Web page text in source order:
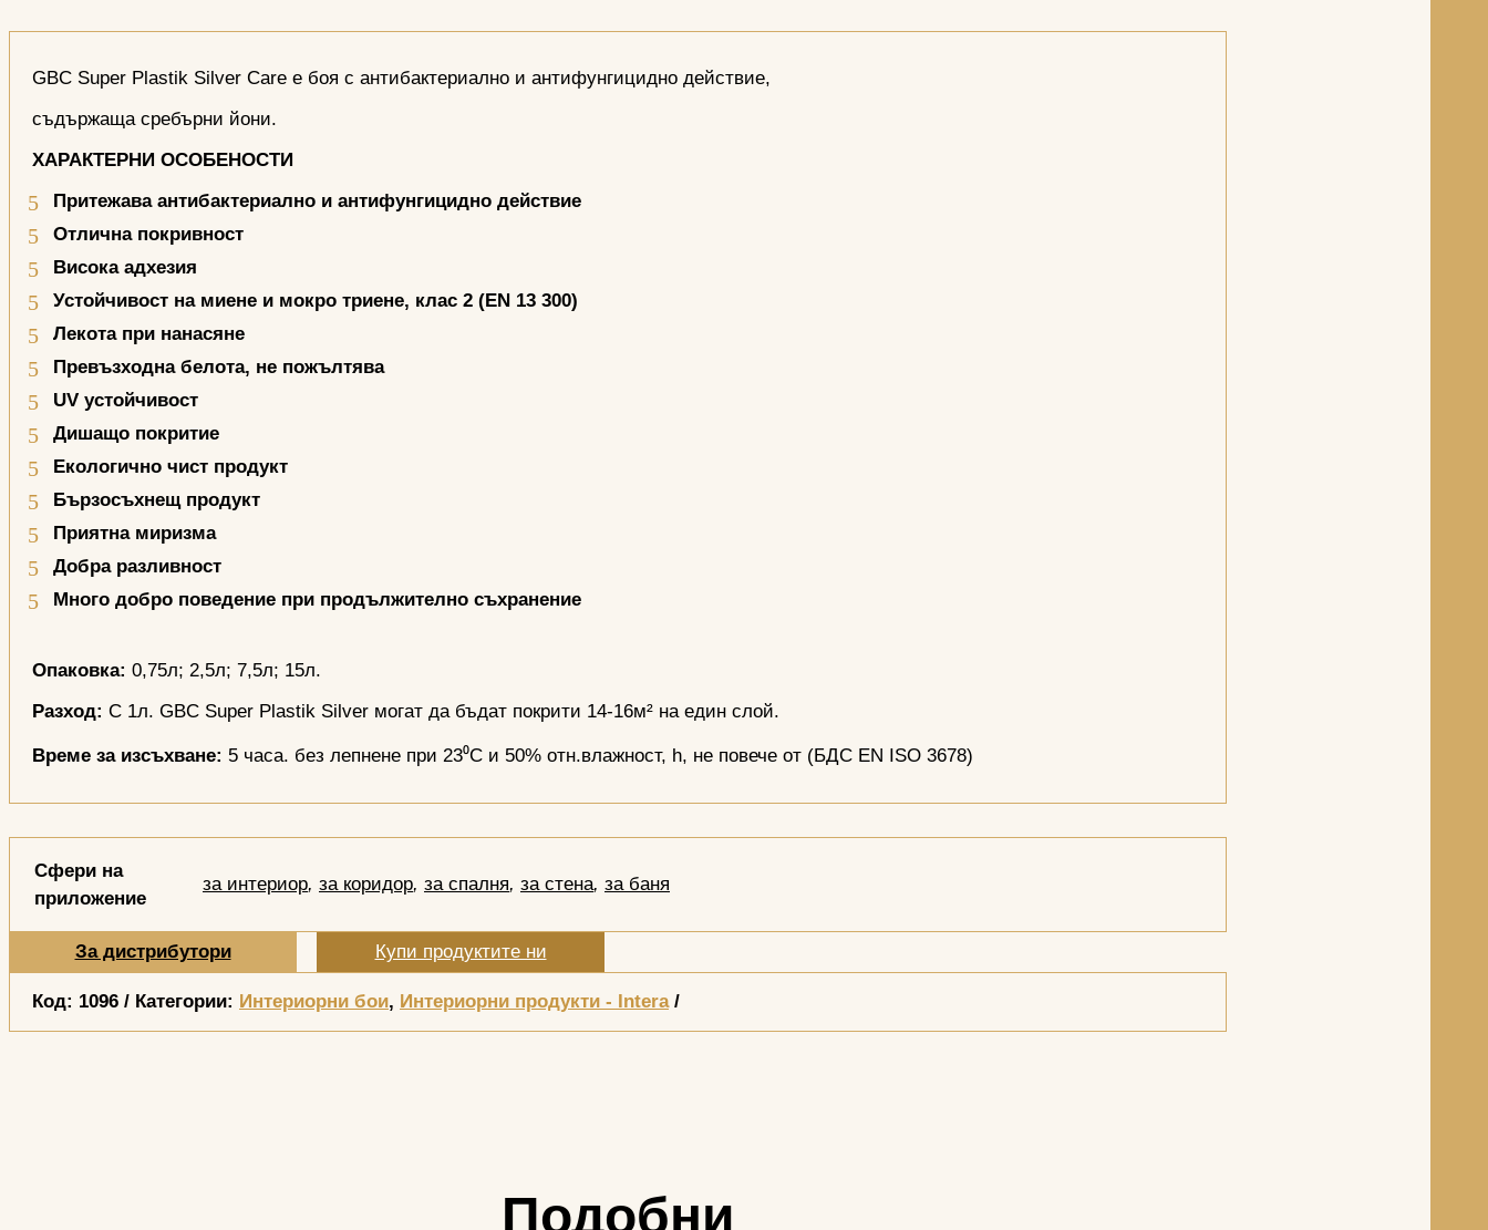
GBC Super Plastik Silver Care e боя с антибактериално и антифунгицидно действие,
съдържаща сребърни йони.
ХАРАКТЕРНИ ОСОБЕНОСТИ
Притежава антибактериално и антифунгицидно действие
Отлична покривност
Висока адхезия
Устойчивост на миене и мокро триене, клас 2 (EN 13 300)
Лекота при нанасяне
Превъзходна белота, не пожълтява
UV устойчивост
Дишащо покритие
Екологично чист продукт
Бързосъхнещ продукт
Приятна миризма
Добра разливност
Много добро поведение при продължително съхранение
Опаковка: 0,75л; 2,5л; 7,5л; 15л.
Разход: С 1л. GBC Super Plastik Silver могат да бъдат покрити 14-16м² на един слой.
Време за изсъхване: 5 часа. без лепнене при 23⁰С и 50% отн.влажност, h, не повече от (БДС EN ISO 3678)
Сфери на
приложение
за интериор, за коридор, за спалня, за стена, за баня
За дистрибутори Купи продуктите ни
Код: 1096 Категории: Интериорни бои, Интериорни продукти - Intera
Подобни